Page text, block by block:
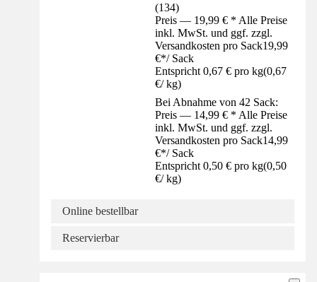
(134)
Preis — 19,99 € * Alle Preise
inkl. MwSt. und ggf. zzgl.
Versandkosten pro Sack19,99
€*/ Sack
Entspricht 0,67 € pro kg(0,67
€/ kg)
Bei Abnahme von 42 Sack:
Preis — 14,99 € * Alle Preise
inkl. MwSt. und ggf. zzgl.
Versandkosten pro Sack14,99
€*/ Sack
Entspricht 0,50 € pro kg(0,50
€/ kg)
Online bestellbar
Reservierbar